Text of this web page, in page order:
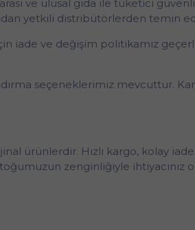
ve ulusal gıda ile tüketici
yetkili distribütörlerden temin
iade ve değişim politikamız
seçeneklerimiz mevcuttur.
ürünlerdir. Hızlı kargo, kolay
zenginliğiyle ihtiyacınız